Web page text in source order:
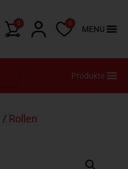
0 0
MENU
Produkte
/ Rollen